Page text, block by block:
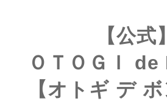
【公式】
ＯＴＯＧＩ
【オトギ デ ボ